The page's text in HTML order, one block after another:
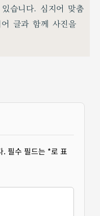
습니다. 심지어 맞춤
글과 함께 사진을
. 필수 필드는 *로 표